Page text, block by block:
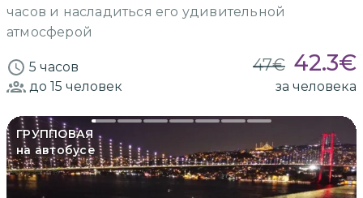
часов и насладиться его удивительной
атмосферой
5 часов 47€ 42.3€
до 15 человек за человека
ГРУППОВАЯ
на автобусе